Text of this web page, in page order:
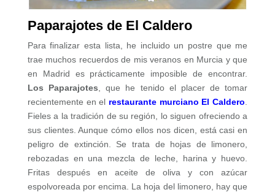
Paparajotes de El Caldero
Para finalizar esta lista, he incluido un postre que me
trae muchos recuerdos de mis veranos en Murcia y que
en Madrid es prácticamente imposible de encontrar.
Los Paparajotes, que he tenido el placer de tomar
recientemente en el restaurante murciano El Caldero.
Fieles a la tradición de su región, lo siguen ofreciendo a
sus clientes. Aunque cómo ellos nos dicen, está casi en
peligro de extinción. Se trata de hojas de limonero,
rebozadas en una mezcla de leche, harina y huevo.
Fritas después en aceite de oliva y con azúcar
espolvoreada por encima. La hoja del limonero, hay que